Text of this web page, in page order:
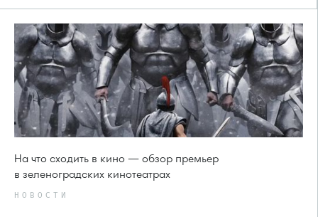
На что сходить в кино — обзор премьер
в зеленоградских кинотеатрах
НОВОСТИ